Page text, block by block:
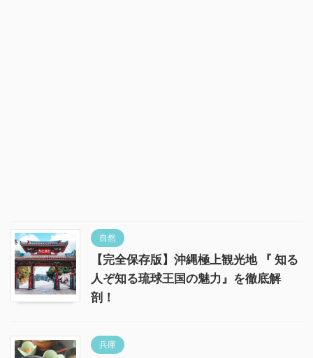
自然
【完全保存版】沖縄極上観光地 『 知る
人ぞ知る琉球王国の魅力』を徹底解
剖！
兵庫